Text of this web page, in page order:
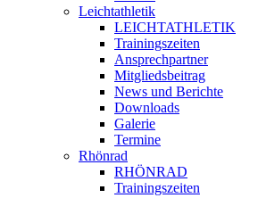
Leichtathletik
LEICHTATHLETIK
Trainingszeiten
Ansprechpartner
Mitgliedsbeitrag
News und Berichte
Downloads
Galerie
Termine
Rhönrad
RHÖNRAD
Trainingszeiten